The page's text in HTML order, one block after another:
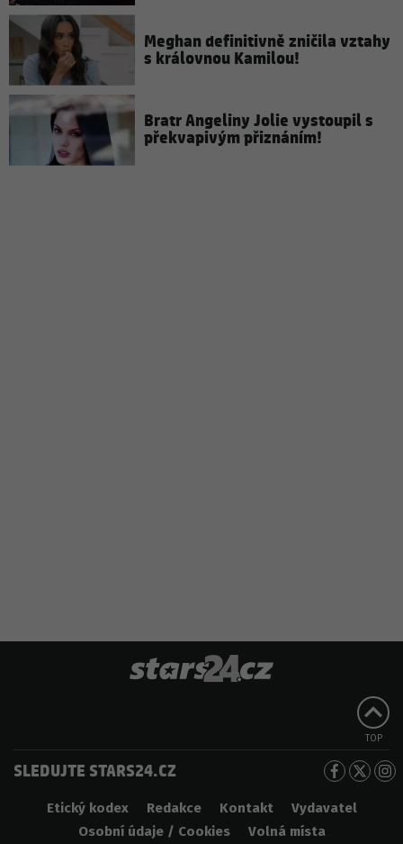
Meghan definitivně zničila vztahy
s královnou Kamilou!
Bratr Angeliny Jolie vystoupil s
překvapivým přiznáním!
TOP
SLEDUJTE STARS24.CZ
Etický kodex Redakce Kontakt
Vydavatel
Osobní údaje / Cookies
Volná místa